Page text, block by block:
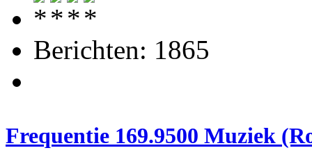
Berichten: 1865
Frequentie 169.9500 Muziek